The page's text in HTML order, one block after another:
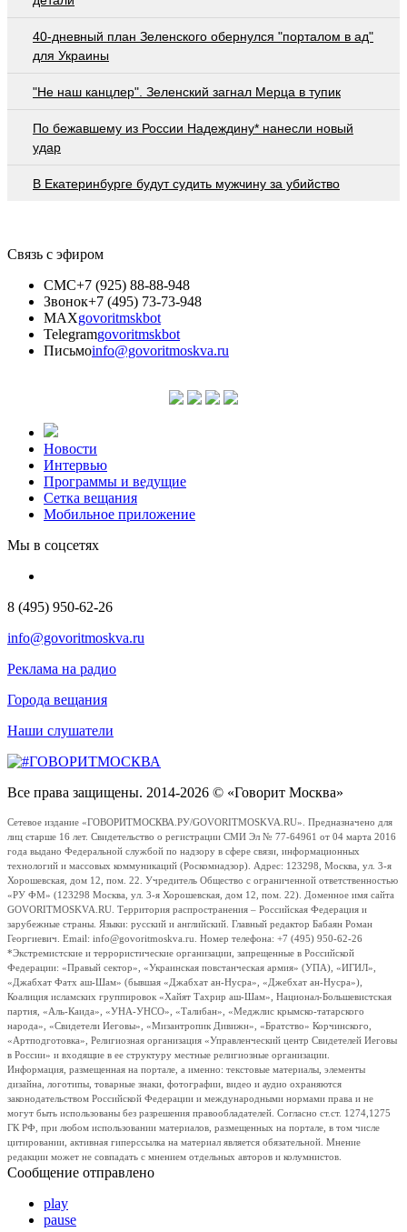
40-дневный план Зеленского обернулся "порталом в ад"
для Украины
"Не наш канцлер". Зеленский загнал Мерца в тупик
По бежавшему из России Надеждину* нанесли новый
удар
В Екатеринбурге будут судить мужчину за убийство
Связь с эфиром
СМС+7 (925) 88-88-948
Звонок+7 (495) 73-73-948
MAXgovoritmskbot
Telegramgovoritmskbot
Письмоinfo@govoritmoskva.ru
Новости
Интервью
Программы и ведущие
Сетка вещания
Мобильное приложение
Мы в соцсетях
8 (495) 950-62-26
info@govoritmoskva.ru
Реклама на радио
Города вещания
Наши слушатели
Все права защищены. 2014-2026 © «Говорит Москва»
Сетевое издание «ГОВОРИТМОСКВА.РУ/GOVORITMOSKVA.RU». Предназначено для
лиц старше 16 лет. Свидетельство о регистрации СМИ Эл № 77-64961 от 04 марта 2016
года выдано Федеральной службой по надзору в сфере связи, информационных
технологий и массовых коммуникаций (Роскомнадзор). Адрес: 123298, Москва, ул. 3-я
Хорошевская, дом 12, пом. 22. Учредитель Общество с ограниченной ответственностью
«РУ ФМ» (123298 Москва, ул. 3-я Хорошевская, дом 12, пом. 22). Доменное имя сайта
GOVORITMOSKVA.RU. Территория распространения – Российская Федерация и
зарубежные страны. Языки: русский и английский. Главный редактор Бабаян Роман
Георгиевич. Email: info@govoritmoskva.ru. Номер телефона: +7 (495) 950-62-26
*Экстремистские и террористические организации, запрещенные в Российской
Федерации: «Правый сектор», «Украинская повстанческая армия» (УПА), «ИГИЛ»,
«Джабхат Фатх аш-Шам» (бывшая «Джабхат ан-Нусра», «Джебхат ан-Нусра»),
Коалиция исламских группировок «Хайят Тахрир аш-Шам», Национал-Большевистская
партия, «Аль-Каида», «УНА-УНСО», «Талибан», «Меджлис крымско-татарского
народа», «Свидетели Иеговы», «Мизантропик Дивижн», «Братство» Корчинского,
«Артподготовка», Религиозная организация «Управленческий центр Свидетелей Иеговы
в России» и входящие в ее структуру местные религиозные организации.
Информация, размещенная на портале, а именно: текстовые материалы, элементы
дизайна, логотипы, товарные знаки, фотографии, видео и аудио охраняются
законодательством Российской Федерации и международными нормами права и не
могут быть использованы без разрешения правообладателей. Согласно ст.ст. 1274,1275
ГК РФ, при любом использовании материалов, размещенных на портале, в том числе
цитировании, активная гиперссылка на материал является обязательной. Мнение
редакции может не совпадать с мнением отдельных авторов и колумнистов.
Сообщение отправлено
play
pause